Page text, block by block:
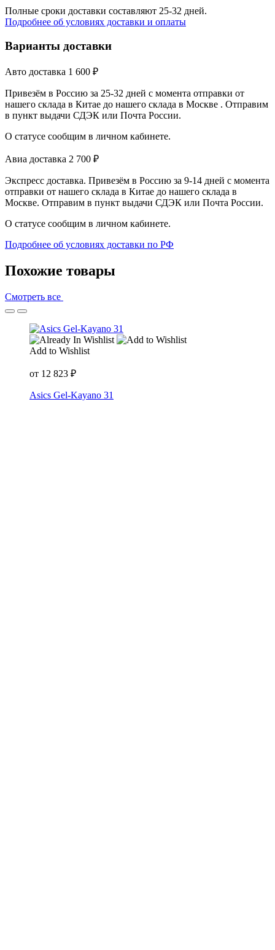
Полные сроки доставки составляют 25-32 дней.
Подробнее об условиях доставки и оплаты
Варианты доставки
Авто доставка 1 600 ₽
Привезём в Россию за 25-32 дней с момента отправки от
нашего склада в Китае до нашего склада в Москве . Отправим
в пункт выдачи СДЭК или Почта России.
О статусе сообщим в личном кабинете.
Авиа доставка 2 700 ₽
Экспресс доставка. Привезём в Россию за 9-14 дней с момента
отправки от нашего склада в Китае до нашего склада в
Москве. Отправим в пункт выдачи СДЭК или Почта России.
О статусе сообщим в личном кабинете.
Подробнее об условиях доставки по РФ
Похожие товары
Смотреть все
Add to Wishlist
от 12 823 ₽
Asics Gel-Kayano 31